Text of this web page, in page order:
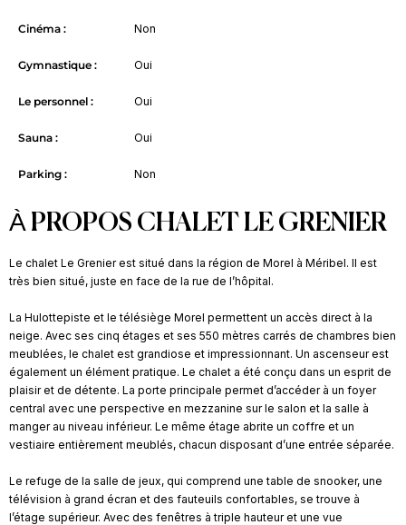
Cinéma : Non
Gymnastique : Oui
Le personnel : Oui
Sauna : Oui
Parking : Non
À PROPOS CHALET LE GRENIER
Le chalet Le Grenier est situé dans la région de Morel à Méribel. Il est
très bien situé, juste en face de la rue de l’hôpital.
La Hulottepiste et le télésiège Morel permettent un accès direct à la
neige. Avec ses cinq étages et ses 550 mètres carrés de chambres bien
meublées, le chalet est grandiose et impressionnant. Un ascenseur est
également un élément pratique. Le chalet a été conçu dans un esprit de
plaisir et de détente. La porte principale permet d’accéder à un foyer
central avec une perspective en mezzanine sur le salon et la salle à
manger au niveau inférieur. Le même étage abrite un coffre et un
vestiaire entièrement meublés, chacun disposant d’une entrée séparée.
Le refuge de la salle de jeux, qui comprend une table de snooker, une
télévision à grand écran et des fauteuils confortables, se trouve à
l’étage supérieur. Avec des fenêtres à triple hauteur et une vue